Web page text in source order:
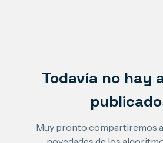
Todavía no hay
Muy pronto compartiremos